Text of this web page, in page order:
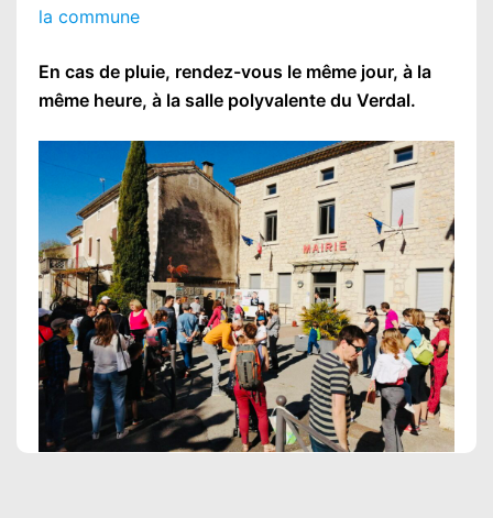
la commune
En cas de pluie, rendez-vous le même jour, à la
même heure, à la salle polyvalente du Verdal.